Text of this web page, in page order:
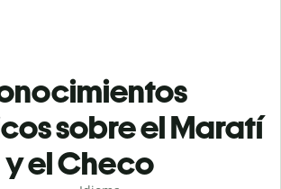
sobre el Maratí
y el Checo